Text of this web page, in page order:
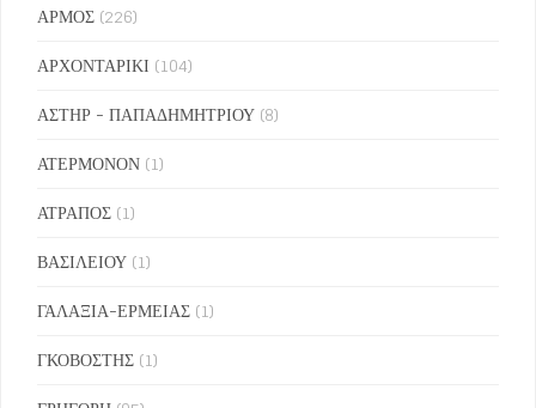
ΑΡΜΟΣ (226)
ΑΡΧΟΝΤΑΡΙΚΙ (104)
ΑΣΤΗΡ - ΠΑΠΑΔΗΜΗΤΡΙΟΥ (8)
ΑΤΕΡΜΟΝΟΝ (1)
ΑΤΡΑΠΟΣ (1)
ΒΑΣΙΛΕΙΟΥ (1)
ΓΑΛΑΞΙΑ-ΕΡΜΕΙΑΣ (1)
ΓΚΟΒΟΣΤΗΣ (1)